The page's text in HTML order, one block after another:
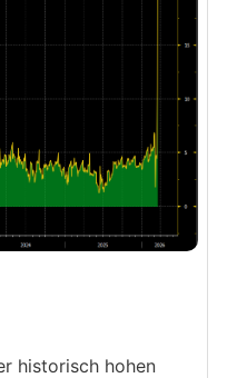
historisch hohen